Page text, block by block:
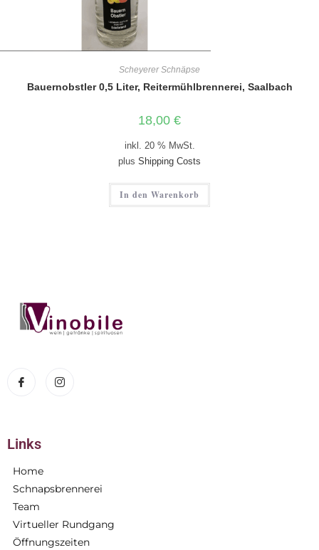
Scheyerer Schnäpse
Bauernobstler 0,5 Liter, Reitermühlbrennerei, Saalbach
18,00 €
inkl. 20 % MwSt.
plus Shipping Costs
In den Warenkorb
Links
Home
Schnapsbrennerei
Team
Virtueller Rundgang
Öffnungszeiten